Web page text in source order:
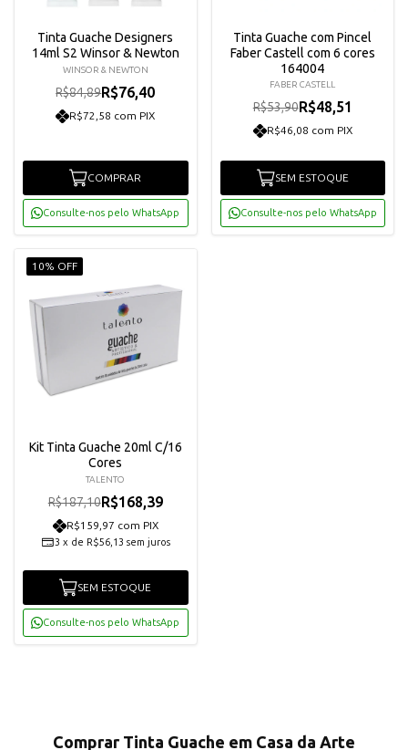
Tinta Guache Designers
14ml S2 Winsor & Newton
WINSOR & NEWTON
R$84,89R$76,40
R$72,58 com PIX
COMPRAR
Consulte-nos pelo WhatsApp
Tinta Guache com Pincel
Faber Castell com 6 cores
164004
FABER CASTELL
R$53,90R$48,51
R$46,08 com PIX
SEM ESTOQUE
Consulte-nos pelo WhatsApp
10% OFF
Kit Tinta Guache 20ml C/16
Cores
TALENTO
R$187,10R$168,39
R$159,97 com PIX
3 x de R$56,13 sem juros
SEM ESTOQUE
Consulte-nos pelo WhatsApp
Comprar Tinta Guache em Casa da Arte